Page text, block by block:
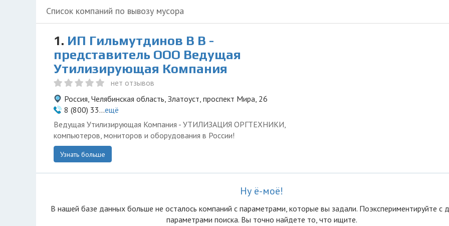
Список компаний по вывозу мусора
1. ИП Гильмутдинов В В -
представитель ООО Ведущая
Утилизирующая Компания
нет отзывов
Россия, Челябинская область, Златоуст, проспект Мира, 26
8 (800) 33...ещё
Ведущая Утилизирующая Компания - УТИЛИЗАЦИЯ ОРГТЕХНИКИ,
компьютеров, мониторов и оборудования в России!
Узнать больше
Ну ё-моё!
В нашей базе данных больше не осталоcь компаний с параметрами, которые вы задали. Поэкспериментируйте с
параметрами поиска. Вы точно найдете то, что ищите.